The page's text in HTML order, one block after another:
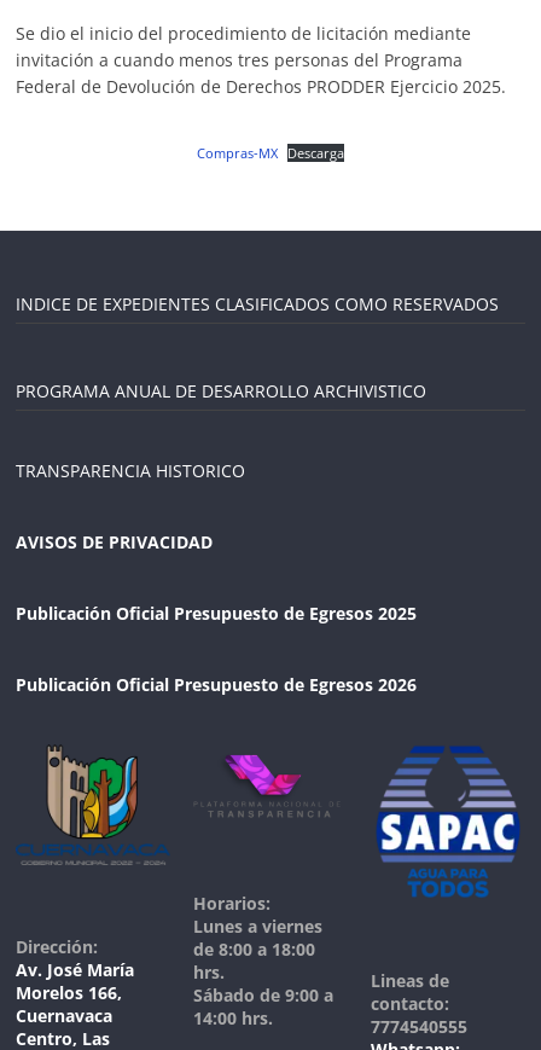
Se dio el inicio del procedimiento de licitación mediante
invitación a cuando menos tres personas del Programa
Federal de Devolución de Derechos PRODDER Ejercicio 2025.
Compras-MX Descarga
INDICE DE EXPEDIENTES CLASIFICADOS COMO RESERVADOS
PROGRAMA ANUAL DE DESARROLLO ARCHIVISTICO
TRANSPARENCIA HISTORICO
AVISOS DE PRIVACIDAD
Publicación Oficial Presupuesto de Egresos 2025
Publicación Oficial Presupuesto de Egresos 2026
Dirección:
Av. José María
Morelos 166,
Cuernavaca
Centro, Las
Horarios:
Lunes a viernes
de 8:00 a 18:00
hrs.
Sábado de 9:00 a
14:00 hrs.
Lineas de
contacto:
7774540555